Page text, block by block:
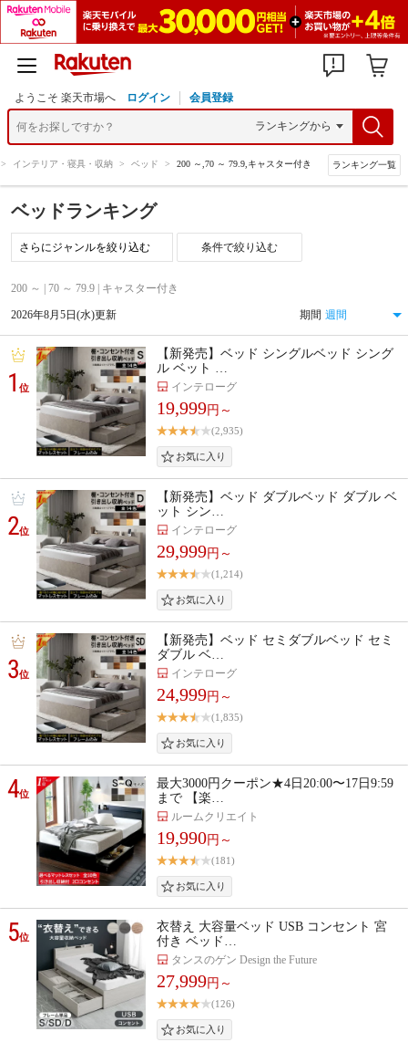
ようこそ 楽天市場へ ログイン 会員登録
インテリア・寝具・収納 > ベッド > 200 ～,70 ～ 79.9,キャスター付き ランキング一覧
ベッドランキング
条件で絞り込む
200 ～ | 70 ～ 79.9 | キャスター付き
2026年8月5日(水)更新 期間
1位
【新発売】ベッド シングルベッド シング
ル ベット …
インテローグ
19,999円～
(2,935)
2位
【新発売】ベッド ダブルベッド ダブル ベ
ット シン…
インテローグ
29,999円～
(1,214)
3位
【新発売】ベッド セミダブルベッド セミ
ダブル ベ…
インテローグ
24,999円～
(1,835)
4位
最大3000円クーポン★4日20:00〜17日9:59
まで 【楽…
ルームクリエイト
19,990円～
(181)
5位
衣替え 大容量ベッド USB コンセント 宮
付き ベッド…
タンスのゲン Design the Future
27,999円～
(126)